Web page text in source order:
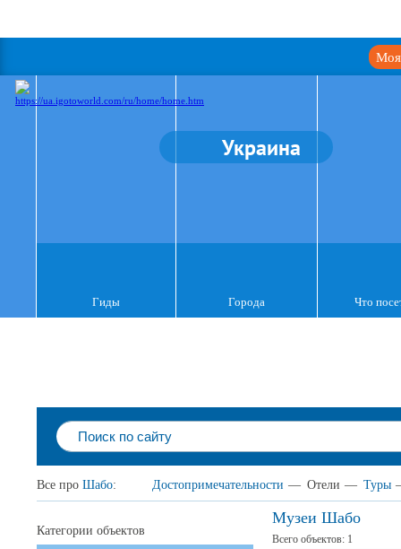
Моя
Украина
Гиды Города Что
Все про Шабо: Достопримечательности — Отели — Туры
Музеи Шабо
Всего объектов: 1
Категории объектов